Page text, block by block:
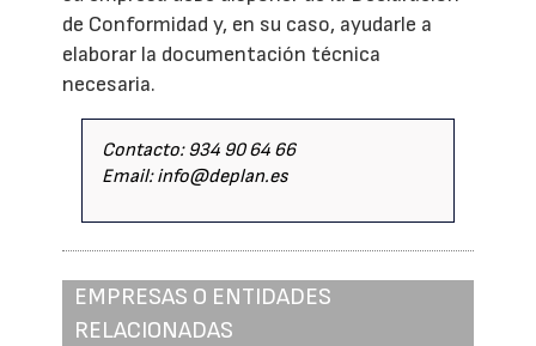
de Conformidad y, en su caso, ayudarle a
elaborar la documentación técnica
necesaria.
Contacto: 934 90 64 66
Email: info@deplan.es
EMPRESAS O ENTIDADES
RELACIONADAS